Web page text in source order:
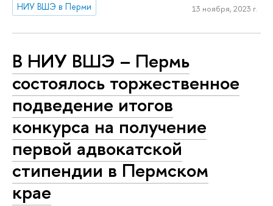
НИУ ВШЭ в Перми
13 ноября, 2023 г.
В НИУ ВШЭ – Пермь
состоялось торжественное
подведение итогов
конкурса на получение
первой адвокатской
стипендии в Пермском
крае